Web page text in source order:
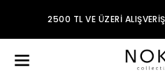
2500 TL VE ÜZERI